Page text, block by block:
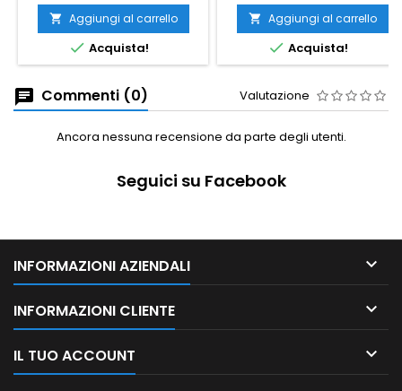
 Aggiungi al carrello
 Acquista!
 Aggiungi al carrello
 Acquista!
Commenti (0) Valutazione
Ancora nessuna recensione da parte degli utenti.
Seguici su Facebook
INFORMAZIONI AZIENDALI 
INFORMAZIONI CLIENTE 
IL TUO ACCOUNT 